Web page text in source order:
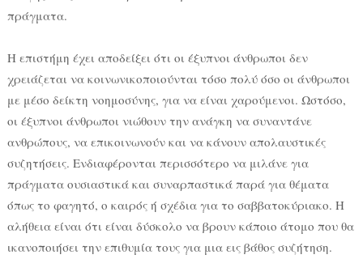
πράγματα.
Η επιστήμη έχει αποδείξει ότι οι έξυπνοι άνθρωποι δεν
χρειάζεται να κοινωνικοποιούνται τόσο πολύ όσο οι άνθρωποι
με μέσο δείκτη νοημοσύνης, για να είναι χαρούμενοι. Ωστόσο,
οι έξυπνοι άνθρωποι νιώθουν την ανάγκη να συναντάνε
ανθρώπους, να επικοινωνούν και να κάνουν απολαυστικές
συζητήσεις. Ενδιαφέρονται περισσότερο να μιλάνε για
πράγματα ουσιαστικά και συναρπαστικά παρά για θέματα
όπως το φαγητό, ο καιρός ή σχέδια για το σαββατοκύριακο. Η
αλήθεια είναι ότι είναι δύσκολο να βρουν κάποιο άτομο που θα
ικανοποιήσει την επιθυμία τους για μια εις βάθος συζήτηση.